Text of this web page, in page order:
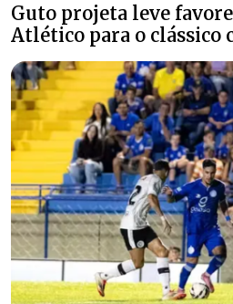
Guto projeta leve
Atlético para o clássico